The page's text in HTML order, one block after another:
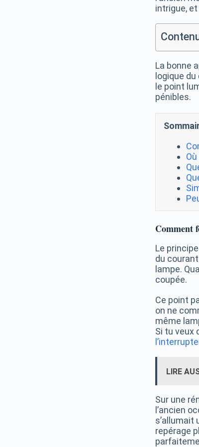
intrigue,
La bonne
logique
le point
pénibles.
Comment
Le
du
lampe.
coupée.
Ce point
on ne
même
Si tu veux
LIRE
Sur une
l’ancien
s’allumait
repérage